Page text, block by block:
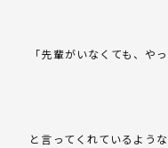
「先輩がいなくても、や
と言ってくれているよう